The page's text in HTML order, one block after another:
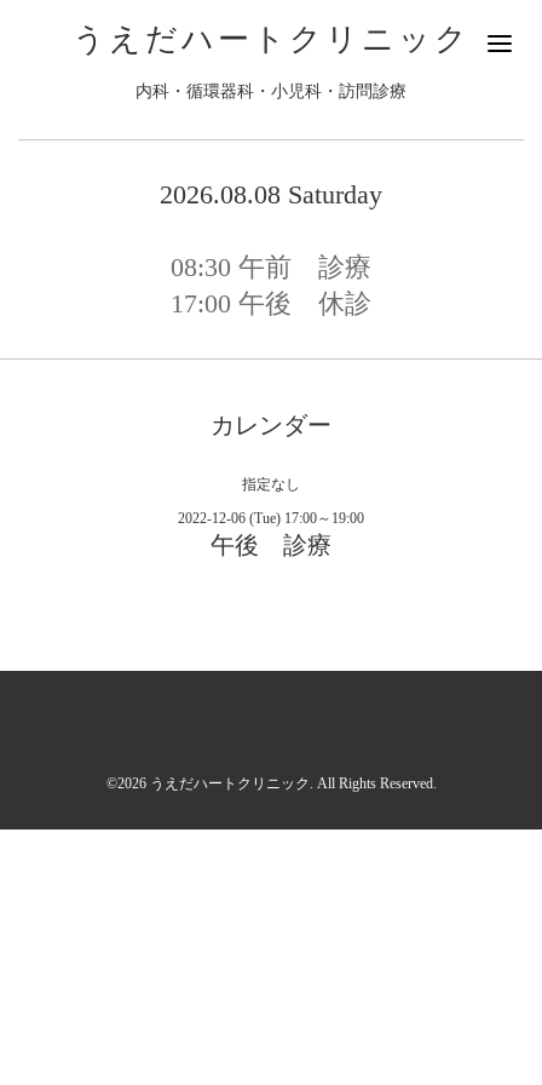
うえだハートクリニック
内科・循環器科・小児科・訪問診療
2026.08.08 Saturday
08:30 午前 診療
17:00 午後 休診
カレンダー
指定なし
2022-12-06 (Tue) 17:00～19:00
午後 診療
©2026 うえだハートクリニック . All Rights Reserved.